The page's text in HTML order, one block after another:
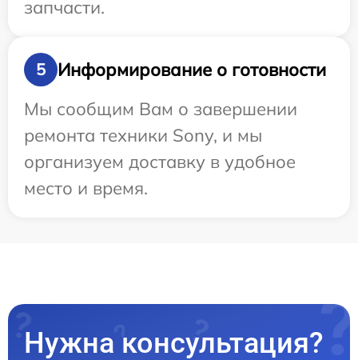
запчасти.
5
Информирование о готовности
Мы сообщим Вам о завершении
ремонта техники Sony, и мы
организуем доставку в удобное
место и время.
Нужна консультация?